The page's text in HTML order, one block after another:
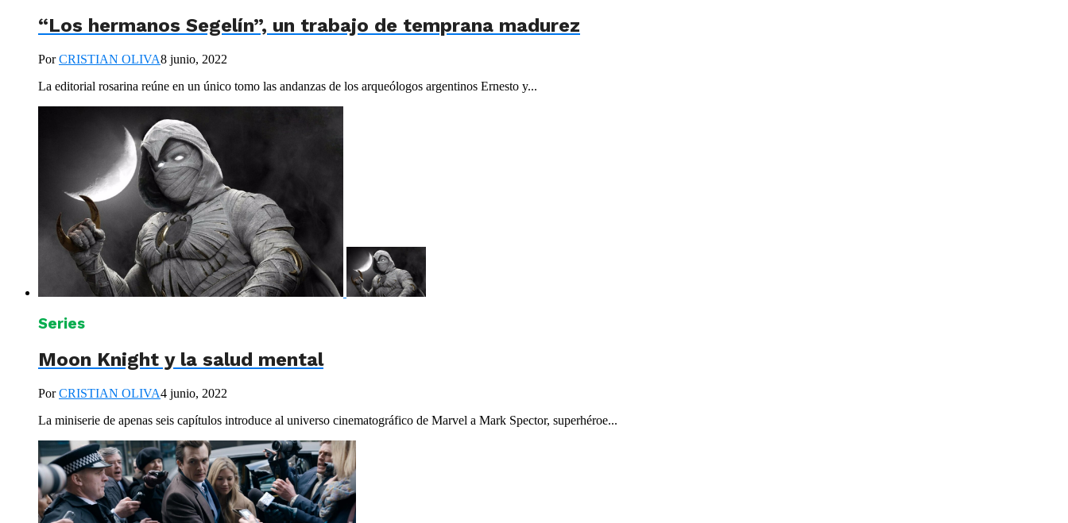
“Los hermanos Segelín”, un trabajo de temprana madurez
PorCRISTIAN OLIVA8 junio, 2022
La editorial rosarina reúne en un único tomo las andanzas de los arqueólogos argentinos Ernesto y...
Series
Moon Knight y la salud mental
PorCRISTIAN OLIVA4 junio, 2022
La miniserie de apenas seis capítulos introduce al universo cinematográfico de Marvel a Mark Spector, superhéroe...